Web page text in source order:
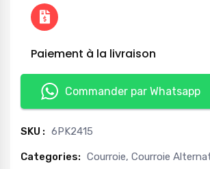
Paiement à la livraison
Commander par Whatsapp
SKU : 6PK2415
Categories: Courroie, Courroie